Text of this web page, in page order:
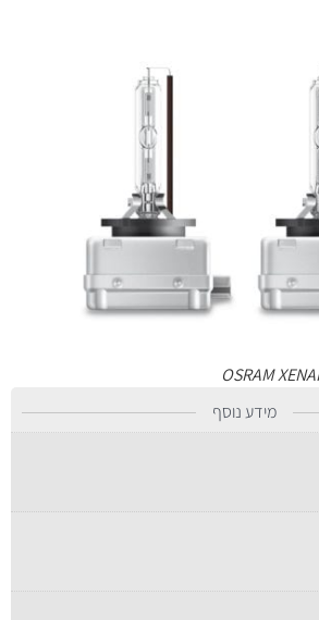
מידע נוסף